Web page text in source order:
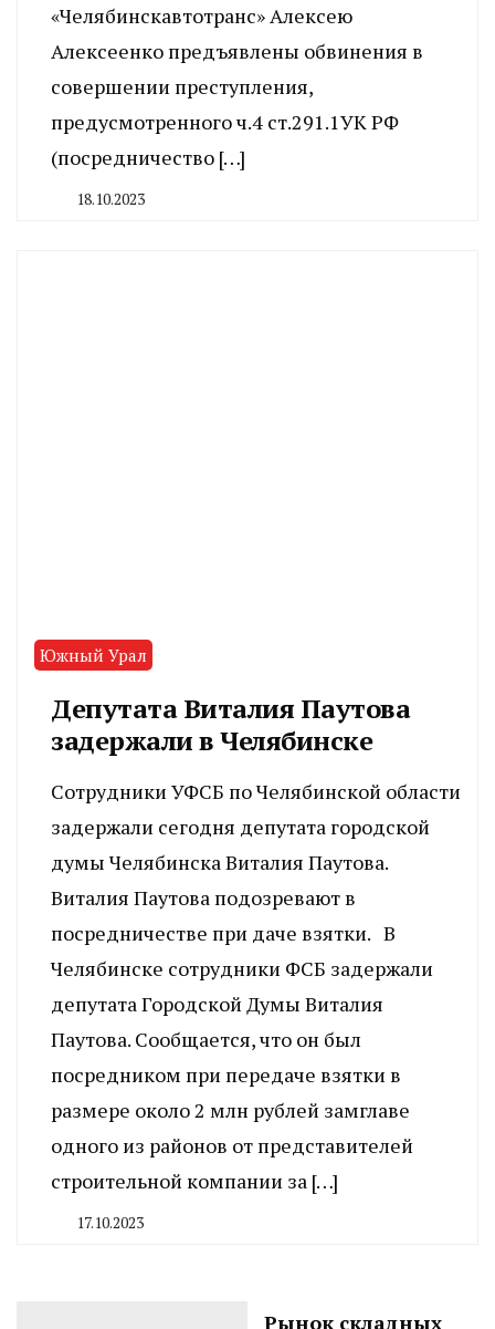
«Челябинскавтотранс» Алексею
Алексеенко предъявлены обвинения в
совершении преступления,
предусмотренного ч.4 ст.291.1УК РФ
(посредничество […]
18.10.2023
Южный Урал
Депутата Виталия Паутова
задержали в Челябинске
Сотрудники УФСБ по Челябинской области
задержали сегодня депутата городской
думы Челябинска Виталия Паутова.
Виталия Паутова подозревают в
посредничестве при даче взятки. В
Челябинске сотрудники ФСБ задержали
депутата Городской Думы Виталия
Паутова. Сообщается, что он был
посредником при передаче взятки в
размере около 2 млн рублей замглаве
одного из районов от представителей
строительной компании за […]
17.10.2023
Рынок складных